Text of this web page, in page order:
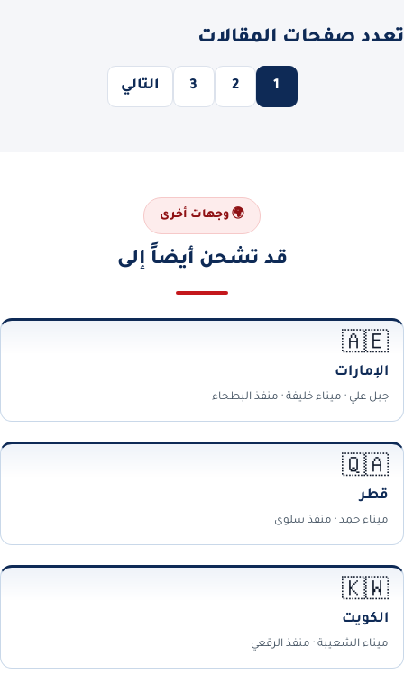
تعدد صفحات المقالات
1
2
3 التالي
🌍 وجهات أخرى
قد تشحن أيضاً إلى
🇦🇪
الإمارات
جبل علي · ميناء خليفة · منفذ البطحاء
🇶🇦
قطر
ميناء حمد · منفذ سلوى
🇰🇼
الكويت
ميناء الشعيبة · منفذ الرقعي